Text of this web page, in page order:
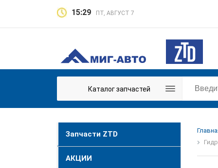
15:29 ПТ, АВГУСТ 7
Каталог запчастей
Запчасти ZTD
АКЦИИ